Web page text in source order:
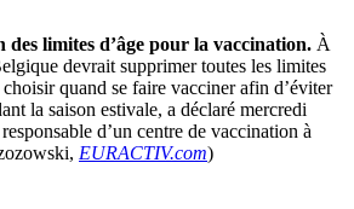
des limites d’âge pour la vaccination. À
devrait supprimer toutes les limites
choisir quand se faire vacciner afin d’éviter
la saison estivale, a déclaré mercredi
d’un centre de vaccination à
EURACTIV.com)